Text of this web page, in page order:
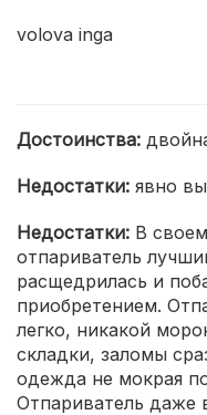
volova inga
Достоинства:
Недостатки: явно
Недостатки: В
отпариватель
расщедрилась и
приобретением.
легко, никакой
складки, заломы
одежда не мокрая
Отпариватель даже